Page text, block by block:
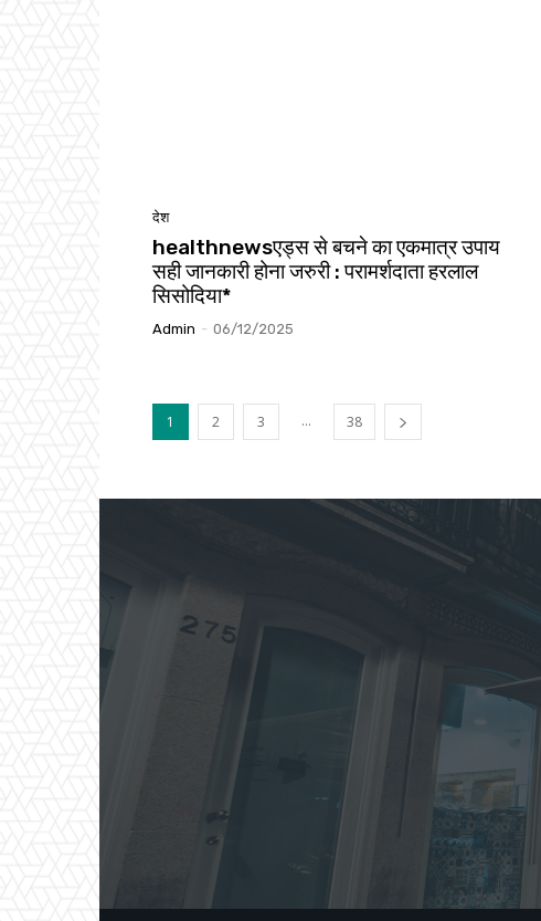
देश
healthnewsएड्स से बचने का एकमात्र उपाय
सही जानकारी होना जरुरी : परामर्शदाता हरलाल
सिसोदिया*
Admin - 06/12/2025
1 2 3 ... 38